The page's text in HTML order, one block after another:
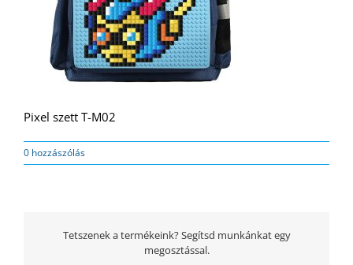
Pixel szett T-M02
0 hozzászólás
Tetszenek a termékeink? Segítsd munkánkat egy
megosztással.